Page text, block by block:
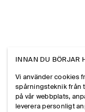
INNAN DU BÖRJAR
Vi använder cookies
spårningsteknik från
på vår webbplats,
leverera personligt